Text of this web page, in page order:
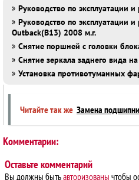
» Руководство по эксплуатации
» Руководство по эксплуатации
Outback(B13) 2008 м.г.
» Снятие поршней с головки
» Снятие зеркала заднего вида
» Установка противотуманных
Читайте так же Замена
Комментарии:
Оставьте комментарий
Вы должны бытьавторизованы чтобы